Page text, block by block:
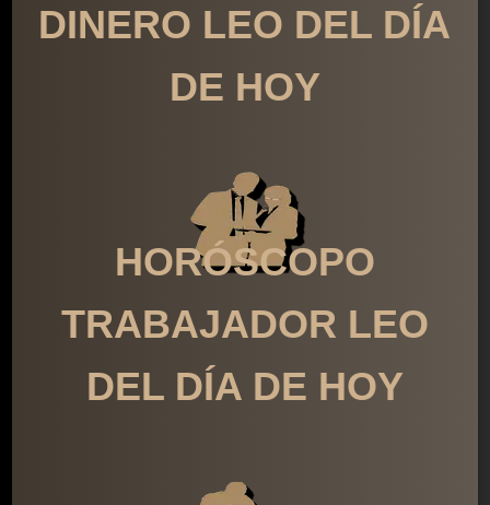
DINERO LEO DEL DÍA
DE HOY
HORÓSCOPO
TRABAJADOR LEO
DEL DÍA DE HOY